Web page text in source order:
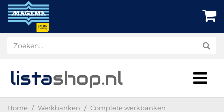
listashop.nl
Home Werkbanken
Complete werkbanken